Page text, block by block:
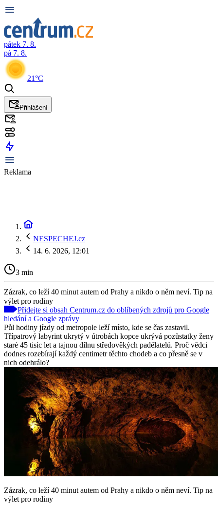
pátek 7. 8.
pá 7. 8.
21°C
Přihlášení
Reklama
NESPECHEJ.cz
14. 6. 2026, 12:01
3 min
Zázrak, co leží 40 minut autem od Prahy a nikdo o něm neví. Tip na
výlet pro rodiny
Přidejte si obsah Centrum.cz do oblíbených zdrojů pro Google
hledání a Google zprávy
Půl hodiny jízdy od metropole leží místo, kde se čas zastavil.
Třípatrový labyrint ukrytý v útrobách kopce ukrývá pozůstatky ženy
staré 45 tisíc let a tajnou dílnu středověkých padělatelů. Proč vědci
dodnes rozebírají každý centimetr těchto chodeb a co přesně se v
nich odehrálo?
Zázrak, co leží 40 minut autem od Prahy a nikdo o něm neví. Tip na
výlet pro rodiny